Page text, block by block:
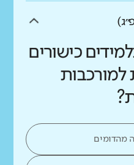
כישורים
למורכבות
מהדומים